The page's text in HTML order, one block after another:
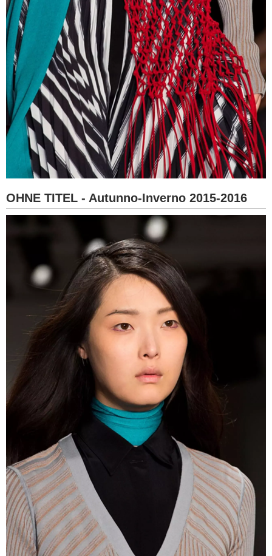
OHNE TITEL - Autunno-Inverno 2015-2016